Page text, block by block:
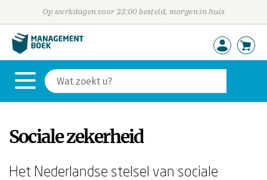
Op werkdagen voor 23:00 besteld, morgen in huis
Sociale zekerheid
Het Nederlandse stelsel van sociale